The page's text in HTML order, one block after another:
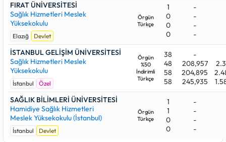
FIRAT ÜNİVERSİTESİ
Sağlık Hizmetleri Meslek
Yüksekokulu
Elazığ Devlet
Örgün
Türkçe
1
0
0
0
-
-
-
-
İSTANBUL GELİŞİM ÜNİVERSİTESİ
Sağlık Hizmetleri Meslek
Yüksekokulu
İstanbul Özel
Örgün
%50
İndirimli
Türkçe
38
48
58
58
-
208,957
204,895
245,935
SAĞLIK BİLİMLERİ ÜNİVERSİTESİ
Hamidiye Sağlık Hizmetleri
Meslek Yüksekokulu (İstanbul)
İstanbul Devlet
Örgün
Türkçe
1
1
0
0
-
-
-
-